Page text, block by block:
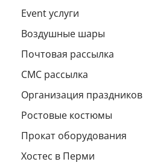
Event услуги
Воздушные шары
Почтовая рассылка
СМС рассылка
Организация праздников
Ростовые костюмы
Прокат оборудования
Хостес в Перми